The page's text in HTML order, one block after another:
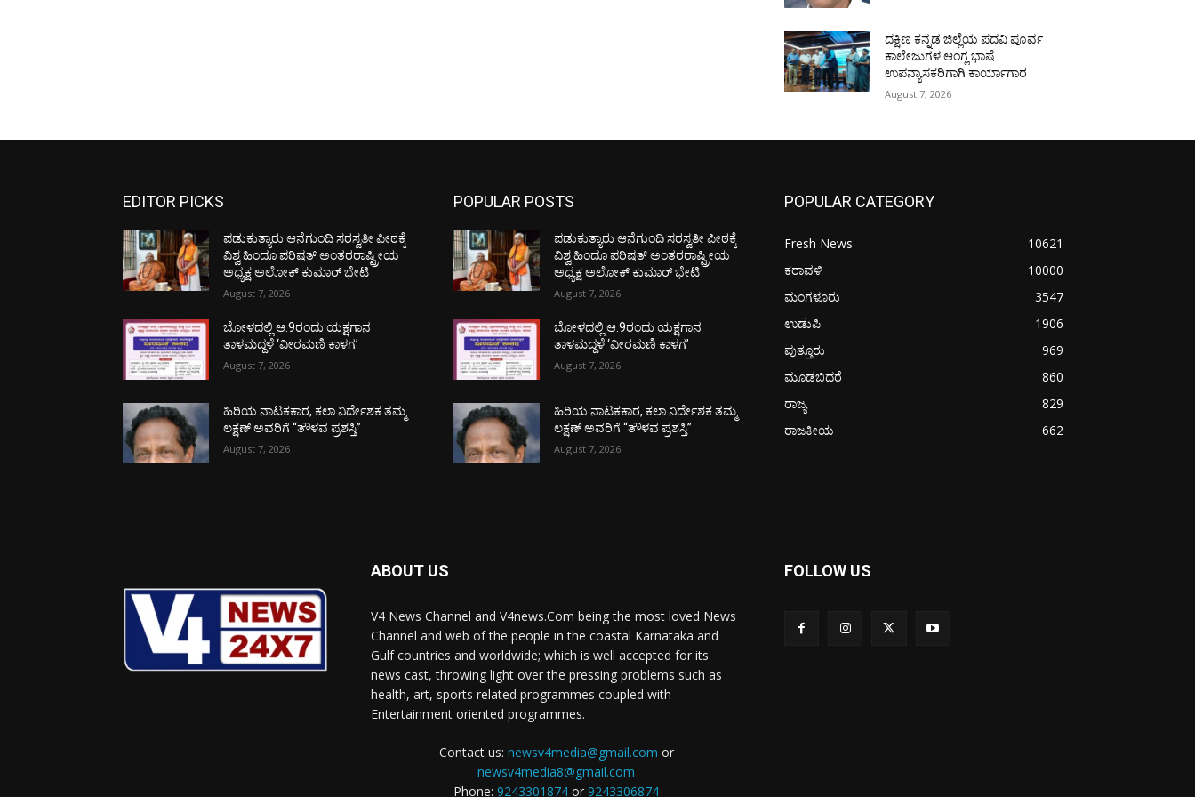
ದಕ್ಷಿಣ ಕನ್ನಡ ಜಿಲ್ಲೆಯ ಪದವಿ ಪೂರ್ವ
ಕಾಲೇಜುಗಳ ಆಂಗ್ಲ ಭಾಷೆ
ಉಪನ್ಯಾಸಕರಿಗಾಗಿ ಕಾರ್ಯಾಗಾರ
August 7, 2026
EDITOR PICKS
ಪಡುಕುತ್ಯಾರು ಆನೆಗುಂದಿ ಸರಸ್ವತೀ ಪೀಠಕ್ಕೆ
ವಿಶ್ವ ಹಿಂದೂ ಪರಿಷತ್ ಅಂತರರಾಷ್ಟ್ರೀಯ
ಅಧ್ಯಕ್ಷ ಅಲೋಕ್ ಕುಮಾರ್ ಭೇಟಿ
August 7, 2026
ಬೋಳದಲ್ಲಿ ಆ.9ರಂದು ಯಕ್ಷಗಾನ
ತಾಳಮದ್ದಳೆ ‘ವೀರಮಣಿ ಕಾಳಗ’
August 7, 2026
ಹಿರಿಯ ನಾಟಕಕಾರ, ಕಲಾ ನಿರ್ದೇಶಕ ತಮ್ಮ
ಲಕ್ಷಣ್ ಅವರಿಗೆ “ತೌಳವ ಪ್ರಶಸ್ತಿ”
August 7, 2026
POPULAR POSTS
ಪಡುಕುತ್ಯಾರು ಆನೆಗುಂದಿ ಸರಸ್ವತೀ ಪೀಠಕ್ಕೆ
ವಿಶ್ವ ಹಿಂದೂ ಪರಿಷತ್ ಅಂತರರಾಷ್ಟ್ರೀಯ
ಅಧ್ಯಕ್ಷ ಅಲೋಕ್ ಕುಮಾರ್ ಭೇಟಿ
August 7, 2026
ಬೋಳದಲ್ಲಿ ಆ.9ರಂದು ಯಕ್ಷಗಾನ
ತಾಳಮದ್ದಳೆ ‘ವೀರಮಣಿ ಕಾಳಗ’
August 7, 2026
ಹಿರಿಯ ನಾಟಕಕಾರ, ಕಲಾ ನಿರ್ದೇಶಕ ತಮ್ಮ
ಲಕ್ಷಣ್ ಅವರಿಗೆ “ತೌಳವ ಪ್ರಶಸ್ತಿ”
August 7, 2026
POPULAR CATEGORY
Fresh News
10621
ಕರಾವಳಿ
10000
ಮಂಗಳೂರು
3547
ಉಡುಪಿ
1906
ಪುತ್ತೂರು
969
ಮೂಡಬಿದರೆ
860
ರಾಜ್ಯ
829
ರಾಜಕೀಯ
662
ABOUT US
V4 News Channel and V4news.Com being the most loved News
Channel and web of the people in the coastal Karnataka and
Gulf countries and worldwide; which is well accepted for its
news cast, throwing light over the pressing problems such as
health, art, sports related programmes coupled with
Entertainment oriented programmes.
Contact us: newsv4media@gmail.com or
newsv4media8@gmail.com
Phone: 9243301874 or 9243306874
FOLLOW US